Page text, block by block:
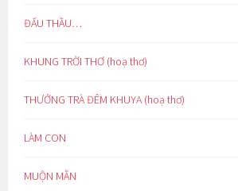
ĐẤU THẦU…
KHUNG TRỜI THƠ (hoạ thơ)
THƯỞNG TRÀ ĐÊM KHUYA (hoạ thơ)
LÀM CON
MUỘN MẰN